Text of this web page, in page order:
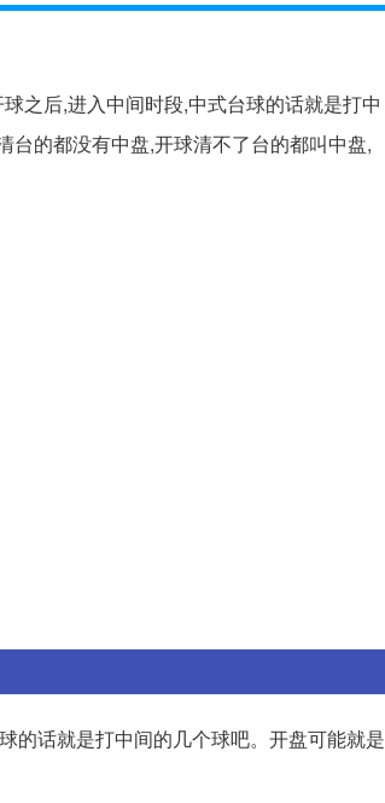
之后,进入中间时段,中式台球的话就是打中
的都没有中盘,开球清不了台的都叫中盘,
的话就是打中间的几个球吧。开盘可能就是